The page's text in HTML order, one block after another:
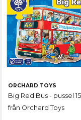
ORCHARD TOYS
Big Red Bus - pussel
från Orchard Toys